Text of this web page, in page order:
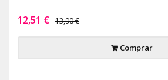
12,51 € 13,90 €
Comprar